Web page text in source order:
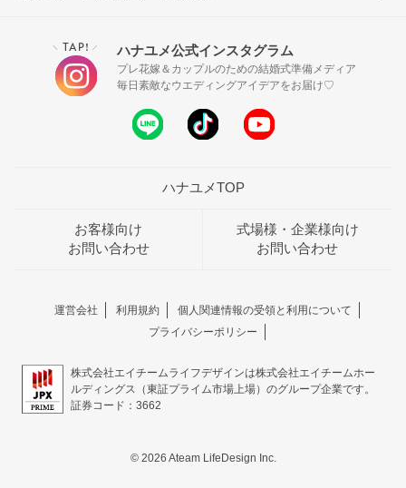
＼ TAP! ／ ハナユメ公式インスタグラム
プレ花嫁＆カップルのための結婚式準備メディア
毎日素敵なウエディングアイデアをお届け♡
ハナユメTOP
お客様向け
お問い合わせ
式場様・企業様向け
お問い合わせ
運営会社 利用規約
個人関連情報の受領と利用について
プライバシーポリシー
株式会社エイチームライフデザインは株式会社エイチームホー
ルディングス（東証プライム市場上場）のグループ企業です。
証券コード：3662
© 2026 Ateam LifeDesign Inc.